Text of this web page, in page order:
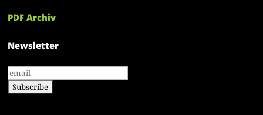
PDF Archiv
Newsletter